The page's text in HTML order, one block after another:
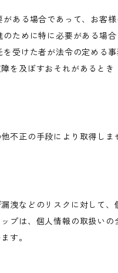
ある場合であって、お客
ために特に必要がある場
受けた者が法令の定める
を及ぼすおそれがあるとき
不正の手段により取得しま
洩などのリスクに対して
プは、個人情報の取扱い
す。